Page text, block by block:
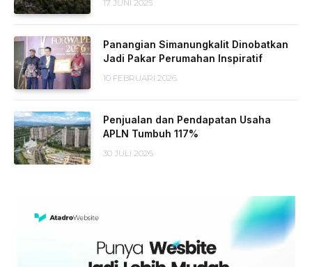
17 JUNI 2025
Panangian Simanungkalit Dinobatkan
Jadi Pakar Perumahan Inspiratif
10 FEBRUARI 2026
Penjualan dan Pendapatan Usaha
APLN Tumbuh 117%
30 JULI 2026